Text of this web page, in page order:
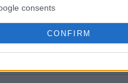
consents
CONFIRM
Ο Σερτάκ
ιδιαίτερη
Χέιζ-Ντέιβις